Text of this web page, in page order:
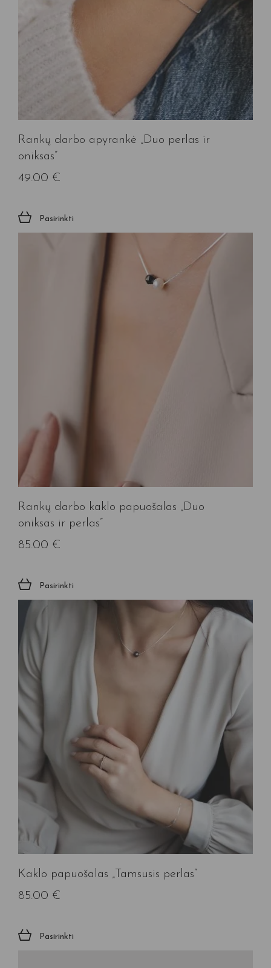
Rankų darbo apyrankė „Duo perlas ir
oniksas”
49.00 €
Pasirinkti
Rankų darbo kaklo papuošalas „Duo
oniksas ir perlas”
85.00 €
Pasirinkti
Kaklo papuošalas „Tamsusis perlas”
85.00 €
Pasirinkti